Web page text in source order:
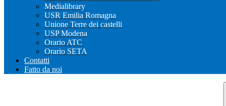
Medialibrary
USR Emilia Romagna
Unione Terre dei castelli
USP Modena
Orario ATC
Orario SETA
Contatti
Fatto da noi